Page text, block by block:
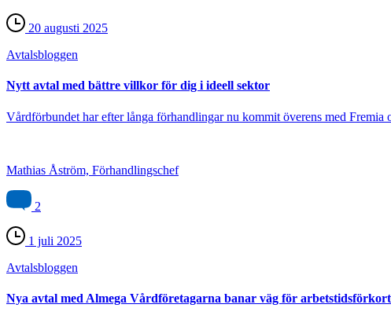
20 augusti 2025
Avtals­bloggen
Nytt avtal med bättre villkor för dig i ideell sektor
Vårdförbundet har efter långa förhandlingar nu kommit överens med
Mathias Åström, Förhandlingschef
2
1 juli 2025
Avtals­bloggen
Nya avtal med Almega Vårdföretagarna banar väg för